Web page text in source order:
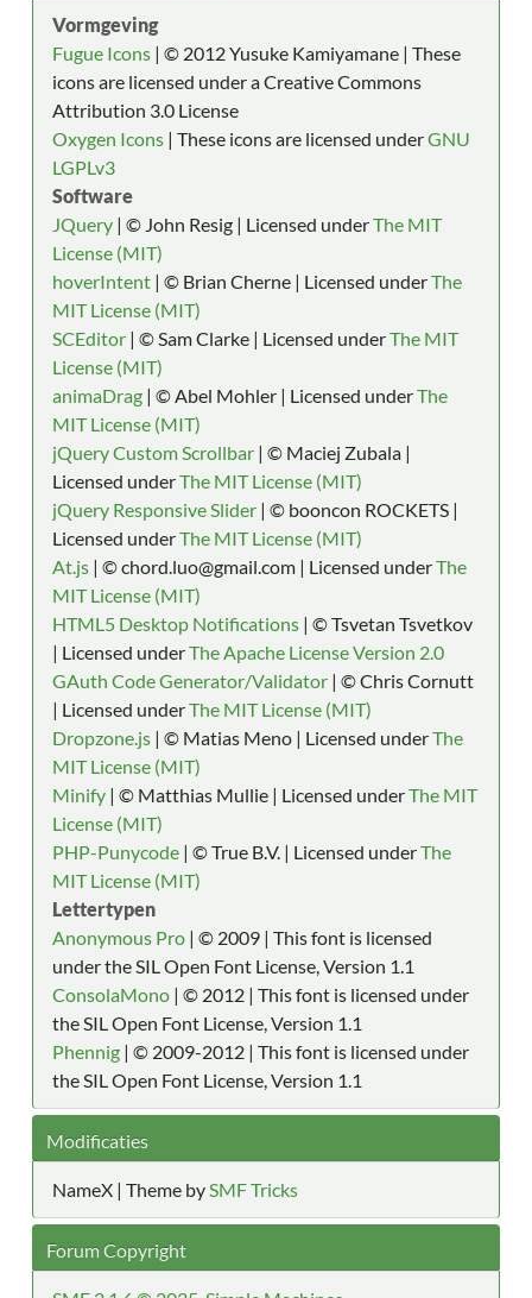
Vormgeving
Fugue Icons | © 2012 Yusuke Kamiyamane | These
icons are licensed under a Creative Commons
Attribution 3.0 License
Oxygen Icons | These icons are licensed underGNU
LGPLv3
Software
JQuery | © John Resig | Licensed underThe MIT
License (MIT)
hoverIntent | © Brian Cherne | Licensed underThe
MIT License (MIT)
SCEditor | © Sam Clarke | Licensed underThe MIT
License (MIT)
animaDrag | © Abel Mohler | Licensed underThe
MIT License (MIT)
jQuery Custom Scrollbar | © Maciej Zubala |
Licensed underThe MIT License (MIT)
jQuery Responsive Slider | © booncon ROCKETS |
Licensed underThe MIT License (MIT)
At.js | © chord.luo@gmail.com | Licensed underThe
MIT License (MIT)
HTML5 Desktop Notifications | © Tsvetan Tsvetkov
| Licensed underThe Apache License Version 2.0
GAuth Code Generator/Validator | © Chris Cornutt
| Licensed underThe MIT License (MIT)
Dropzone.js | © Matias Meno | Licensed underThe
MIT License (MIT)
Minify | © Matthias Mullie | Licensed underThe MIT
License (MIT)
PHP-Punycode | © True B.V. | Licensed underThe
MIT License (MIT)
Lettertypen
Anonymous Pro | © 2009 | This font is licensed
under the SIL Open Font License, Version 1.1
ConsolaMono | © 2012 | This font is licensed under
the SIL Open Font License, Version 1.1
Phennig | © 2009-2012 | This font is licensed under
the SIL Open Font License, Version 1.1
Modificaties
NameX | Theme bySMF Tricks
Forum Copyright